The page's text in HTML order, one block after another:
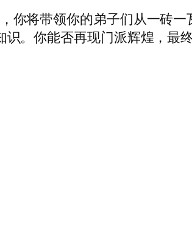
你将带领你的弟子们从一砖一
。你能否再现门派辉煌，最